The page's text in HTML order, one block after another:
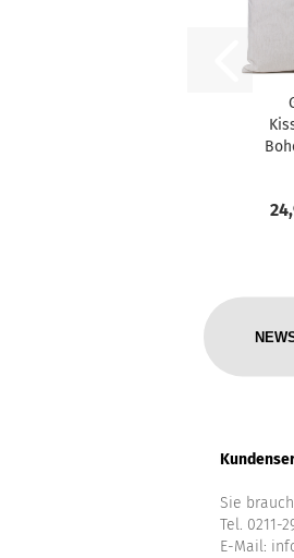
Sie
Tel. 0211-
E-Mail: